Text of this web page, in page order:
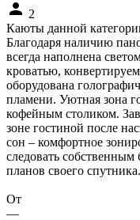
2
Каюты данной
Благодаря наличию
всегда наполнена
кроватью,
оборудована
пламени. Уютная зона
кофейным столиком.
зоне гостиной после
сон – комфортное
следовать собственным
планов своего спутника.
От
—